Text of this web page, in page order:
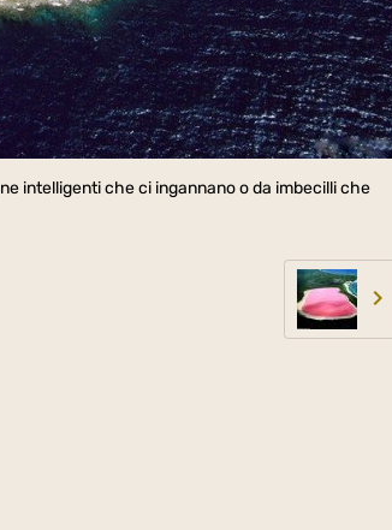
intelligenti che ci ingannano o da imbecilli che